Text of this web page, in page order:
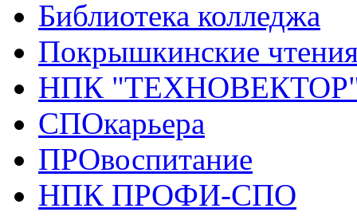
Библиотека колледжа
Покрышкинские
НПК
СПОкарьера
ПРОвоспитание
НПК ПРОФИ-СПО